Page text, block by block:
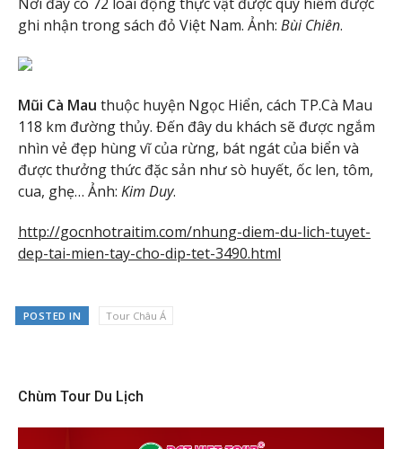
ghi nhận trong sách đỏ Việt Nam. Ảnh: Bùi Chiên.
Mũi Cà Mau thuộc huyện Ngọc Hiển, cách TP.Cà Mau
118 km đường thủy. Đến đây du khách sẽ được ngắm
nhìn vẻ đẹp hùng vĩ của rừng, bát ngát của biển và
được thưởng thức đặc sản như sò huyết, ốc len, tôm,
cua, ghẹ… Ảnh: Kim Duy.
http://gocnhotraitim.com/nhung-diem-du-lich-tuyet-
dep-tai-mien-tay-cho-dip-tet-3490.html
POSTED IN Tour Châu Á
Chùm Tour Du Lịch